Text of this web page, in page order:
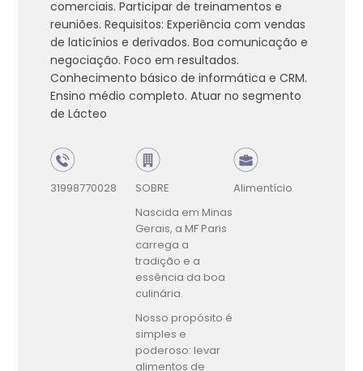
comerciais. Participar de treinamentos e
reuniões. Requisitos: Experiência com vendas
de laticínios e derivados. Boa comunicação e
negociação. Foco em resultados.
Conhecimento básico de informática e CRM.
Ensino médio completo. Atuar no segmento
de Lácteo
31998770028
SOBRE
Nascida em Minas
Gerais, a MF Paris
carrega a
tradição e a
essência da boa
culinária.
Nosso propósito é
simples e
poderoso: levar
alimentos de
Alimentício